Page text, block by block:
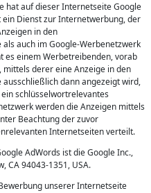
hat auf dieser Internetseite Google
Dienst zur Internetwerbung, der
in den
auch im Google-Werbenetzwerk
es einem Werbetreibenden, vorab
derer eine Anzeige in den
dann angezeigt wird,
schlüsselwortrelevantes
werden die Anzeigen mittels
Beachtung der zuvor
Internetseiten verteilt.
AdWords ist die Google Inc.,
CA 94043-1351, USA.
unserer Internetseite